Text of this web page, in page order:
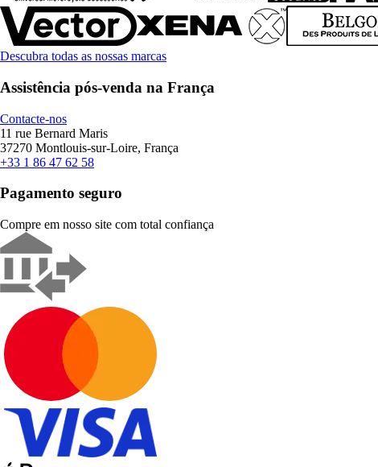
Descubra todas as nossas marcas
Assistência pós-venda na França
Contacte-nos
11 rue Bernard Maris
37270 Montlouis-sur-Loire, França
+33 1 86 47 62 58
Pagamento seguro
Compre em nosso site com total confiança